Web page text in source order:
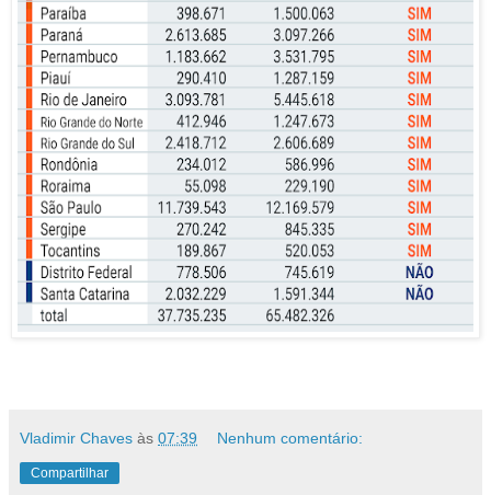
Vladimir Chaves às 07:39 Nenhum comentário:
Compartilhar